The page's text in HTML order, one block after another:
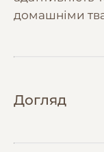
домашніми
Догляд